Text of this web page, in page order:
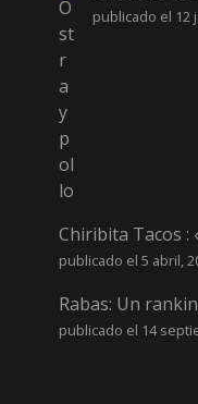
publicado el 12
Chiribita Tacos :
publicado el 5 abril,
Rabas: Un
publicado el 14